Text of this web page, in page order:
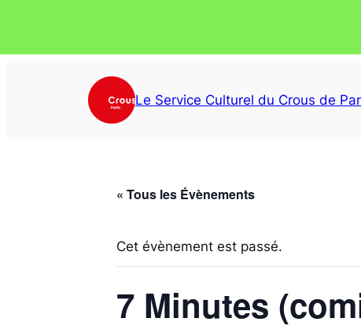
Le Service Culturel du Crous de
« Tous les Évènements
Cet évènement est passé.
7 Minutes